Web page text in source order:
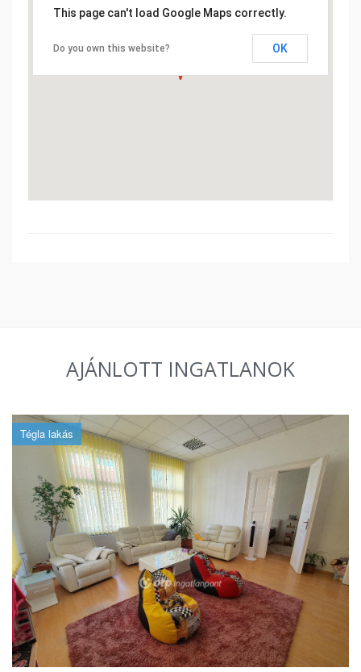
This page can't load Google Maps correctly.
Do you own this website? OK
AJÁNLOTT INGATLANOK
Tégla lakás